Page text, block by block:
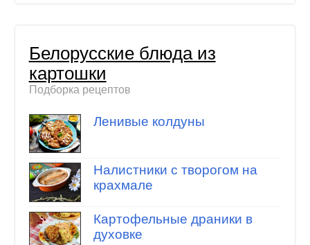
Белорусские блюда из
картошки
Подборка рецептов
Ленивые колдуны
Налистники с творогом на
крахмале
Картофельные драники в
духовке